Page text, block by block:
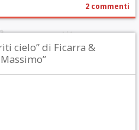
2 commenti
cielo” di Ficarra &